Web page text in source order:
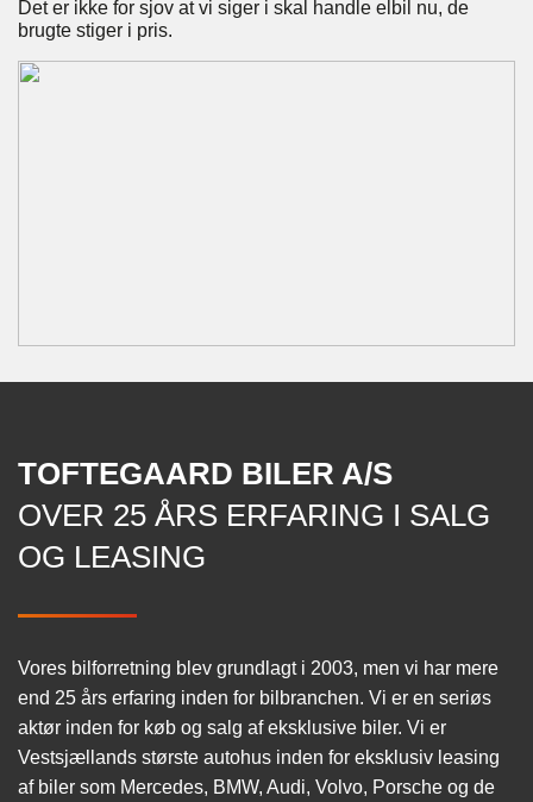
Det er ikke for sjov at vi siger i skal handle elbil nu, de
brugte stiger i pris.
TOFTEGAARD BILER A/S
OVER 25 ÅRS ERFARING I SALG
OG LEASING
Vores bilforretning blev grundlagt i 2003, men vi har mere
end 25 års erfaring inden for bilbranchen. Vi er en seriøs
aktør inden for køb og salg af eksklusive biler. Vi er
Vestsjællands største autohus inden for eksklusiv leasing
af biler som Mercedes, BMW, Audi, Volvo, Porsche og de